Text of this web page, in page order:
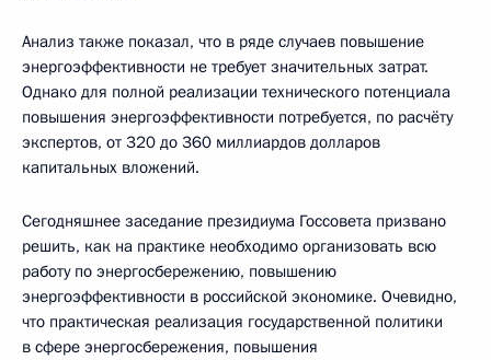
Анализ также показал, что в ряде случаев повышение
энергоэффективности не требует значительных затрат.
Однако для полной реализации технического потенциала
повышения энергоэффективности потребуется, по расчёту
экспертов, от 320 до 360 миллиардов долларов
капитальных вложений.
Сегодняшнее заседание президиума Госсовета призвано
решить, как на практике необходимо организовать всю
работу по энергосбережению, повышению
энергоэффективности в российской экономике. Очевидно,
что практическая реализация государственной политики
в сфере энергосбережения, повышения